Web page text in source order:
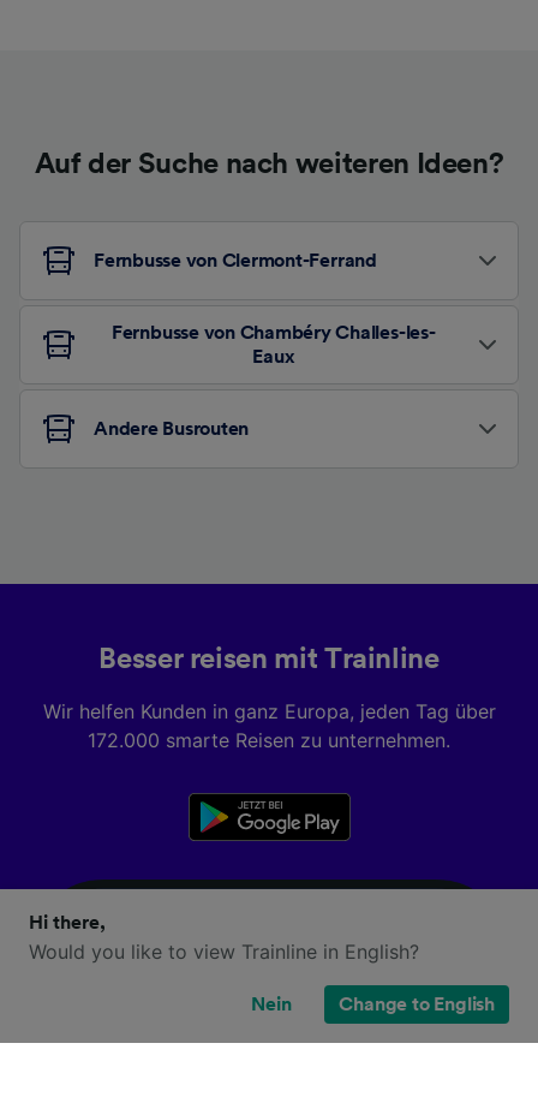
Auf der Suche nach weiteren Ideen?
Fernbusse von Clermont-Ferrand
Fernbusse von Chambéry Challes-les-
Eaux
Andere Busrouten
Besser reisen mit Trainline
Wir helfen Kunden in ganz Europa, jeden Tag über
172.000 smarte Reisen zu unternehmen.
Hi there,
Would you like to view Trainline in English?
Nein Change to English